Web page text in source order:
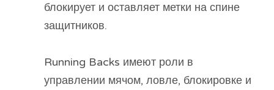
блокирует и оставляет метки на спине
защитников.
Running Backs имеют роли в
управлении мячом, ловле, блокировке и